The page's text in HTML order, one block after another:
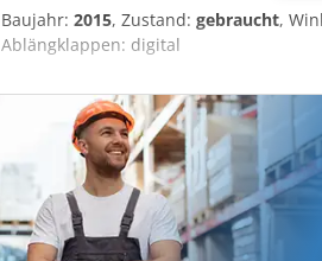
Baujahr: 2015, Zustand: gebraucht,
Ablängklappen: digital